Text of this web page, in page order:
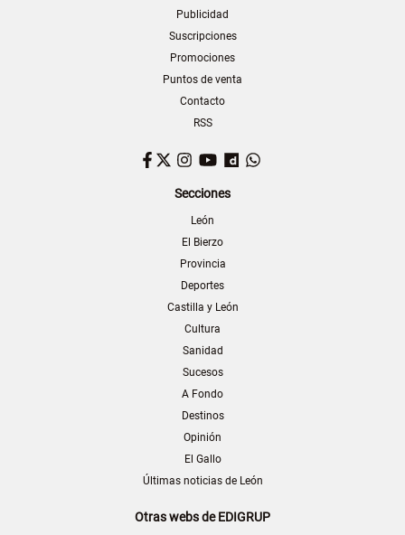
Publicidad
Suscripciones
Promociones
Puntos de venta
Contacto
RSS
Facebook
TwitterInstagram
YouTubeDailymotion
Secciones
León
El Bierzo
Provincia
Deportes
Castilla y León
Cultura
Sanidad
Sucesos
A Fondo
Destinos
Opinión
El Gallo
Últimas noticias de León
Otras webs de EDIGRUP